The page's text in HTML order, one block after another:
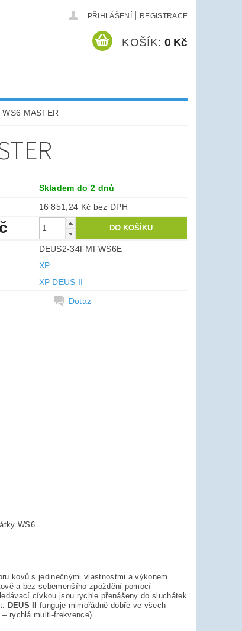
PŘIHLÁŠENÍ REGISTRACE
KOŠÍK: 0 Kč
MASTER
Skladem do 2 dnů
16 851,24 Kč bez DPH
DEUS2-34FMFWS6E
XP
XP DEUS II
Dotaz
WS6.
kovů s jedinečnými vlastnostmi a výkonem.
a bez sebemenšího zpoždění pomocí
cívkou jsou rychle přenášeny do sluchátek
DEUS II
funguje mimořádně dobře ve všech
rychlá multi-frekvence).